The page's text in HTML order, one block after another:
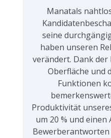
Manatals
seine
haben unseren
verändert. Dank
Oberfläche und
Funktionen
Produktivität
um 20 % und
Bewerberantworten